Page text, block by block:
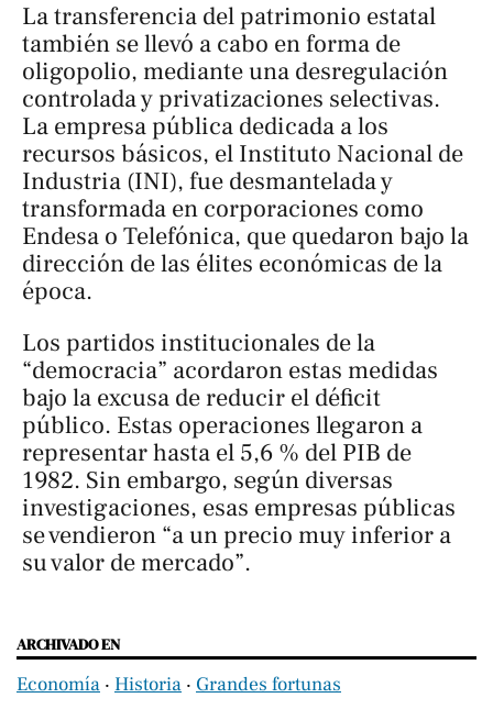
La transferencia del patrimonio estatal
también se llevó a cabo en forma de
oligopolio, mediante una desregulación
controlada y privatizaciones selectivas.
La empresa pública dedicada a los
recursos básicos, el Instituto Nacional de
Industria (INI), fue desmantelada y
transformada en corporaciones como
Endesa o Telefónica, que quedaron bajo la
dirección de las élites económicas de la
época.
Los partidos institucionales de la
“democracia” acordaron estas medidas
bajo la excusa de reducir el déficit
público. Estas operaciones llegaron a
representar hasta el 5,6 % del PIB de
1982. Sin embargo, según diversas
investigaciones, esas empresas públicas
se vendieron “a un precio muy inferior a
su valor de mercado”.
ARCHIVADO EN
Economía ‧ Historia ‧ Grandes fortunas